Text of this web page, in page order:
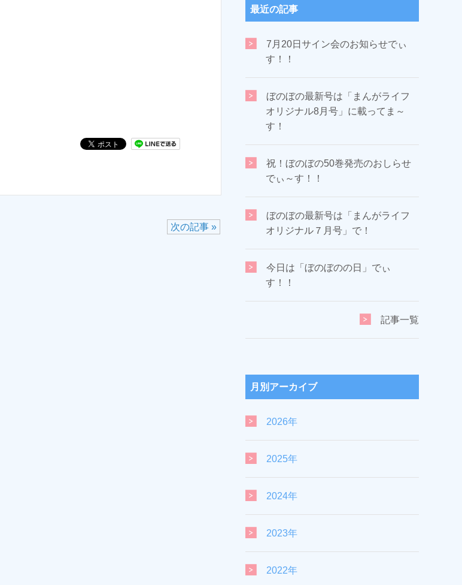
次の記事 »
最近の記事
7月20日サイン会のお知らせでぃ
す！！
ぼのぼの最新号は「まんがライフ
オリジナル8月号」に載ってま～
す！
祝！ぼのぼの50巻発売のおしらせ
でぃ～す！！
ぼのぼの最新号は「まんがライフ
オリジナル７月号」で！
今日は「ぼのぼのの日」でぃ
す！！
記事一覧
月別アーカイブ
2026年
2025年
2024年
2023年
2022年